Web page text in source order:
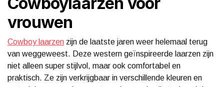
vrouwen
Cowboy laarzen zijn de laatste jaren weer helemaal terug
van weggeweest. Deze western geïnspireerde laarzen zijn
niet alleen super stijlvol, maar ook comfortabel en
praktisch. Ze zijn verkrijgbaar in verschillende kleuren en